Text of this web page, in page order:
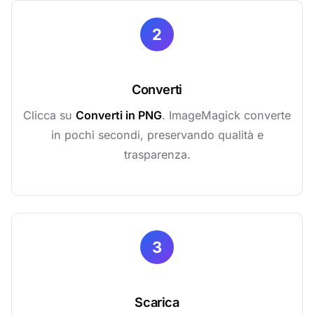
2
Converti
Clicca su Converti in PNG. ImageMagick converte
in pochi secondi, preservando qualità e
trasparenza.
3
Scarica